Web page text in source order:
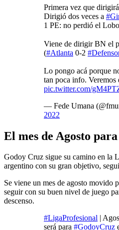
Primera vez que
Dirigió dos veces a
1 PE: no perdió el
Viene de dirigir BN el
(#Atlanta 0-2
Lo pongo acá porque
tan poca info. Veremos
pic.twitter.com/
— Fede Umana
2022
El mes de Agosto
Godoy Cruz sigue su camino en la
argentino con su gran objetivo,
Se viene un mes de agosto movido
seguir con su buen nivel de juego
descenso.
#LigaProfesional |
será para #GodoyCruz